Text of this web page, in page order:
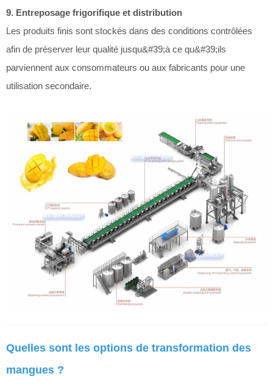
9. Entreposage frigorifique et distribution
Les produits finis sont stockés dans des conditions contrôlées
afin de préserver leur qualité jusqu&#39;à ce qu&#39;ils
parviennent aux consommateurs ou aux fabricants pour une
utilisation secondaire.
Quelles sont les options de transformation des
mangues ?